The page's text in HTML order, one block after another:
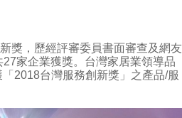
獎，歷經評審委員書面審查及網友
家企業獲獎。台灣家居業領導品
2018台灣服務創新獎」之產品/服